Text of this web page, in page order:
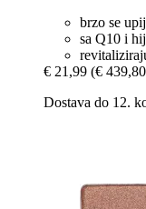
brzo se
sa Q10 i
€ 21,99 (€
Dostava do 12.